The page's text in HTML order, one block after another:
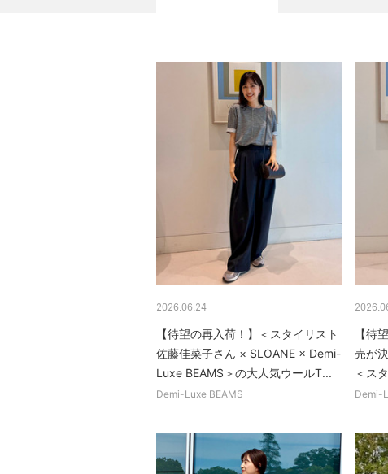
2026.06.24
【待望の再入荷！】＜スタイリスト
佐藤佳菜子さん × SLOANE × Demi-
Luxe BEAMS＞の大人気ウールT...
Demi-Luxe BEAMS
【待
売が
＜ス
Demi-